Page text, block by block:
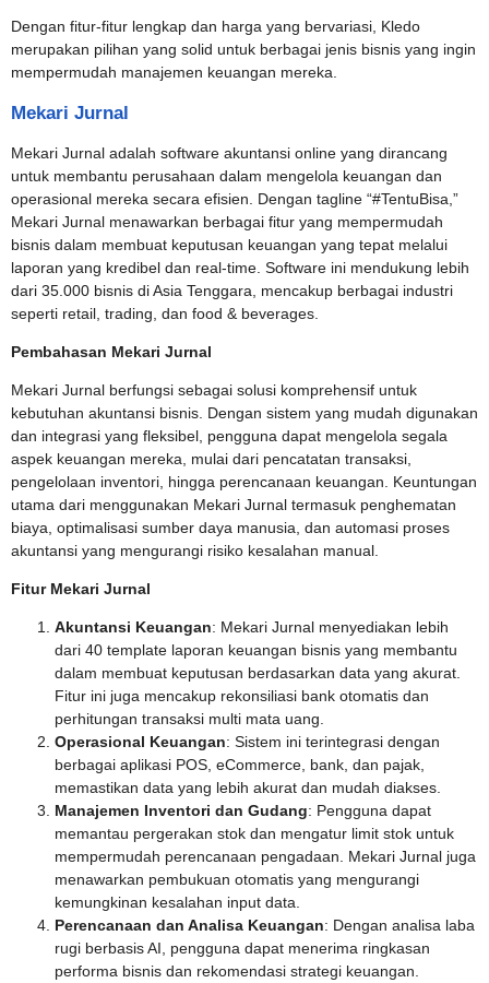
Dengan fitur-fitur lengkap dan harga yang bervariasi, Kledo
merupakan pilihan yang solid untuk berbagai jenis bisnis yang ingin
mempermudah manajemen keuangan mereka.
Mekari Jurnal
Mekari Jurnal adalah software akuntansi online yang dirancang
untuk membantu perusahaan dalam mengelola keuangan dan
operasional mereka secara efisien. Dengan tagline “#TentuBisa,”
Mekari Jurnal menawarkan berbagai fitur yang mempermudah
bisnis dalam membuat keputusan keuangan yang tepat melalui
laporan yang kredibel dan real-time. Software ini mendukung lebih
dari 35.000 bisnis di Asia Tenggara, mencakup berbagai industri
seperti retail, trading, dan food & beverages.
Pembahasan Mekari Jurnal
Mekari Jurnal berfungsi sebagai solusi komprehensif untuk
kebutuhan akuntansi bisnis. Dengan sistem yang mudah digunakan
dan integrasi yang fleksibel, pengguna dapat mengelola segala
aspek keuangan mereka, mulai dari pencatatan transaksi,
pengelolaan inventori, hingga perencanaan keuangan. Keuntungan
utama dari menggunakan Mekari Jurnal termasuk penghematan
biaya, optimalisasi sumber daya manusia, dan automasi proses
akuntansi yang mengurangi risiko kesalahan manual.
Fitur Mekari Jurnal
Akuntansi Keuangan: Mekari Jurnal menyediakan lebih
dari 40 template laporan keuangan bisnis yang membantu
dalam membuat keputusan berdasarkan data yang akurat.
Fitur ini juga mencakup rekonsiliasi bank otomatis dan
perhitungan transaksi multi mata uang.
Operasional Keuangan: Sistem ini terintegrasi dengan
berbagai aplikasi POS, eCommerce, bank, dan pajak,
memastikan data yang lebih akurat dan mudah diakses.
Manajemen Inventori dan Gudang: Pengguna dapat
memantau pergerakan stok dan mengatur limit stok untuk
mempermudah perencanaan pengadaan. Mekari Jurnal juga
menawarkan pembukuan otomatis yang mengurangi
kemungkinan kesalahan input data.
Perencanaan dan Analisa Keuangan: Dengan analisa laba
rugi berbasis AI, pengguna dapat menerima ringkasan
performa bisnis dan rekomendasi strategi keuangan.